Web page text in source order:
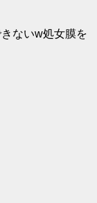
ないw処女膜を